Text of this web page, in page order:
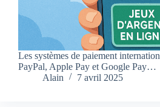
Les systèmes de paiement
PayPal, Apple Pay et Google Pay…
Alain
7 avril 2025